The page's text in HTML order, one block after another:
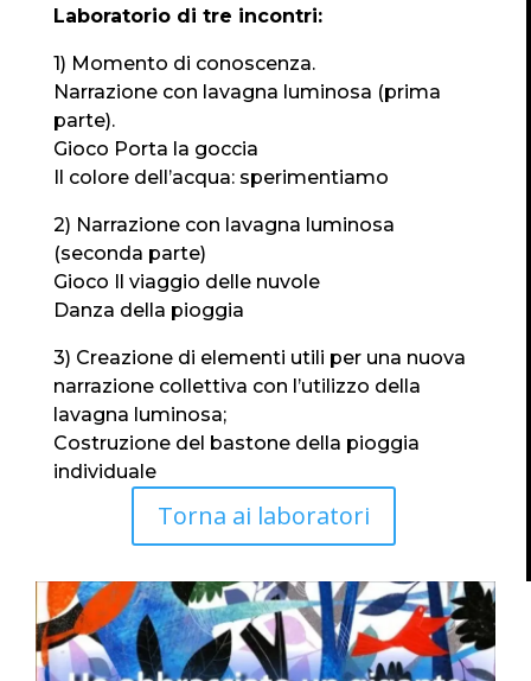
Laboratorio di tre incontri:
1) Momento di conoscenza.
Narrazione con lavagna luminosa (prima
parte).
Gioco Porta la goccia
Il colore dell’acqua: sperimentiamo
2) Narrazione con lavagna luminosa
(seconda parte)
Gioco Il viaggio delle nuvole
Danza della pioggia
3) Creazione di elementi utili per una nuova
narrazione collettiva con l’utilizzo della
lavagna luminosa;
Costruzione del bastone della pioggia
individuale
Torna ai laboratori